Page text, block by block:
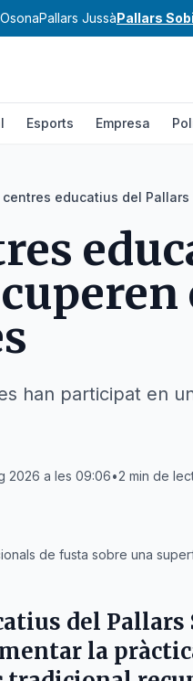
OsonaPallars JussàPallars
Esports Empresa
centres educatius del
han participat en
2026 a les 09:06•2 min de
de fusta sobre una
del Pallars
la